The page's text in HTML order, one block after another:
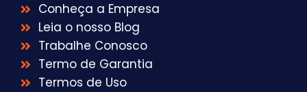
Conheça a Empresa
Leia o nosso Blog
Trabalhe Conosco
Termo de Garantia
Termos de Uso